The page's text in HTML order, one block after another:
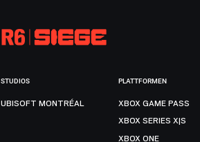
STUDIOS
UBISOFT MONTRÉAL
PLATTFORMEN
XBOX GAME PASS
XBOX SERIES X|S
XBOX ONE